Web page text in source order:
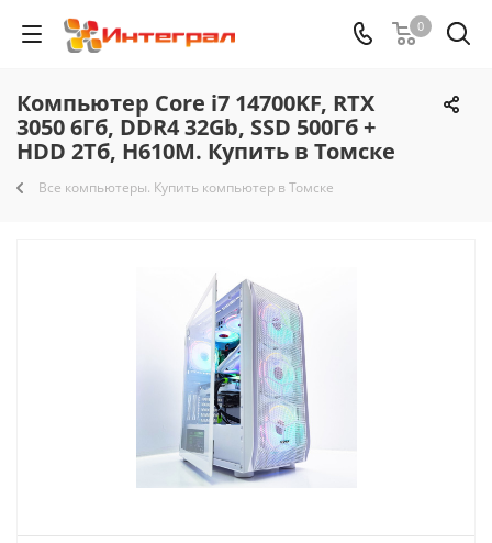
0
Компьютер Core i7 14700KF, RTX
3050 6Гб, DDR4 32Gb, SSD 500Гб +
HDD 2Тб, H610M. Купить в Томске
Все компьютеры. Купить компьютер в Томске